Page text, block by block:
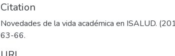
Citation
Novedades de la vida académica en ISALUD.
63-66.